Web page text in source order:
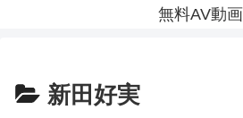
無料AV動画
新田好実